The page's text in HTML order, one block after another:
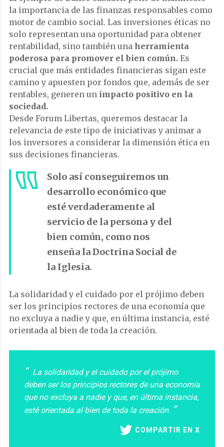
la importancia de las finanzas responsables como
motor de cambio social. Las inversiones éticas no
solo representan una oportunidad para obtener
rentabilidad, sino también una herramienta
poderosa para promover el bien común. Es
crucial que más entidades financieras sigan este
camino y apuesten por fondos que, además de ser
rentables, generen un impacto positivo en la
sociedad.
Desde Forum Libertas, queremos destacar la
relevancia de este tipo de iniciativas y animar a
los inversores a considerar la dimensión ética en
sus decisiones financieras.
Solo así conseguiremos un
desarrollo económico que
esté verdaderamente al
servicio de la persona y del
bien común, como nos
enseña la Doctrina Social de
la Iglesia.
La solidaridad y el cuidado por el prójimo deben
ser los principios rectores de una economía que
no excluya a nadie y que, en última instancia, esté
orientada al bien de toda la creación.
La solidaridad y el cuidado por el prójimo
deben ser los principios rectores de una economía
que no excluya a nadie y que, en última instancia,
esté orientada al bien de toda la creación.
COMPARTIR EN X